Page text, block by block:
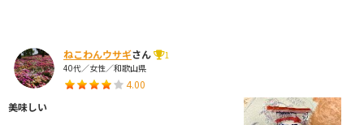
ねこわんウサギさん
1
40代／女性／和歌山県
4.00
美味しい